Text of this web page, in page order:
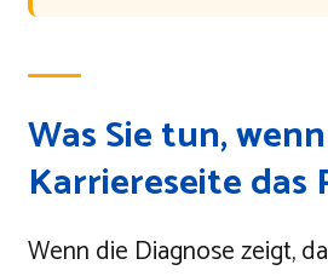
Was Sie tun,
Karriereseite das
Wenn die Diagnose zeigt,